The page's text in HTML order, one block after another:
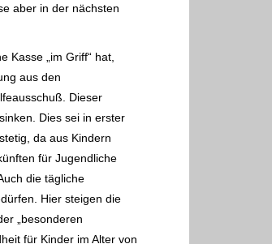
aber in der nächsten
Kasse „im Griff“ hat,
aus den
Dieser
Dies sei in erster
da aus Kindern
für Jugendliche
die tägliche
Hier steigen die
„besonderen
für Kinder im Alter von